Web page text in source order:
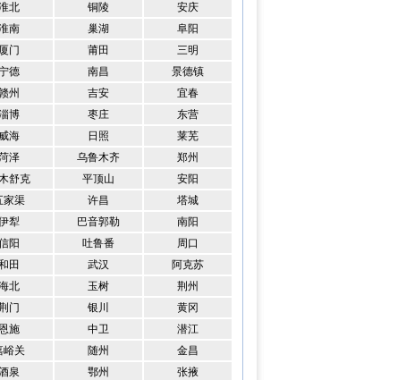
北 铜陵
安庆
南 巢湖
阜阳
厦门 莆田
三明
德 南昌
景德镇
州 吉安
宜春
博 枣庄
东营
威海 日照
莱芜
泽 乌鲁木齐
郑州
舒克 平顶山
安阳
家渠 许昌
塔城
犁 巴音郭勒
南阳
阳 吐鲁番
周口
田 武汉
阿克苏
北 玉树
荆州
门 银川
黄冈
施 中卫
潜江
峪关 随州
金昌
泉 鄂州
张掖